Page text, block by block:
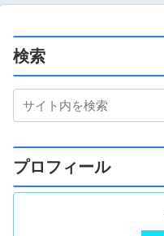
検索
プロフィール